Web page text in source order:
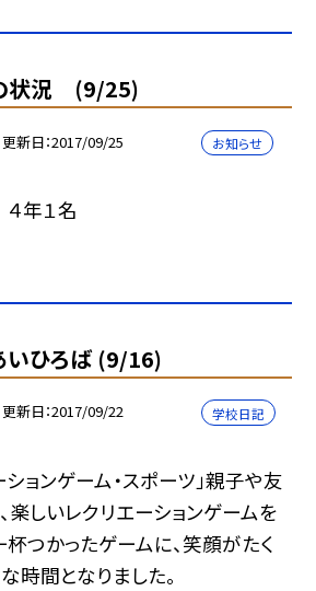
状況 (9/25)
更新日 2017/09/25 お知らせ
年１名
いひろば (9/16)
更新日 2017/09/22 学校日記
ョンゲーム・スポーツ」親子や友
楽しいレクリエーションゲームを
杯つかったゲームに、笑顔がたく
時間となりました。